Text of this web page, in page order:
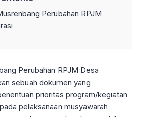
Perubahan RPJM
Perubahan RPJM Desa
sebuah dokumen yang
prioritas program/kegiatan
pelaksanaan musyawarah